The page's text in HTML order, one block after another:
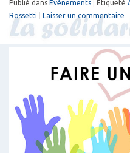
Publié dans Évènements Étiqueté
Rossetti
Laisser un commentaire